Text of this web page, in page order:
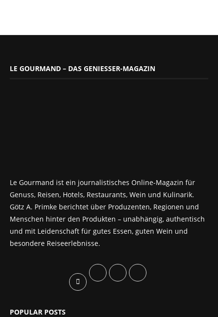
LE GOURMAND – DAS GENIESSER-MAGAZIN
Le Gourmand ist ein journalistisches Online-Magazin für
Genuss, Reisen, Hotels, Restaurants, Wein und Kulinarik.
Götz A. Primke berichtet über Produzenten, Regionen und
Menschen hinter den Produkten – unabhängig, authentisch
und mit Leidenschaft für gutes Essen, guten Wein und
besondere Reiseerlebnisse.
POPULAR POSTS